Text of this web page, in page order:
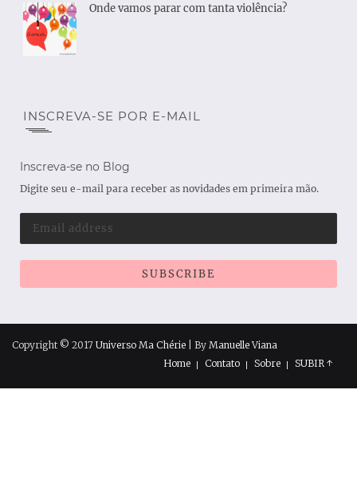
Onde vamos parar com tanta violência?
INSCREVA-SE POR E-MAIL
Inscreva-se no Blog
Digite seu e-mail para receber as novidades em primeira mão.
Copyright © 2017 Universo Ma Chérie | By Manuelle Viana
Home
Contato Sobre SUBIR ↑